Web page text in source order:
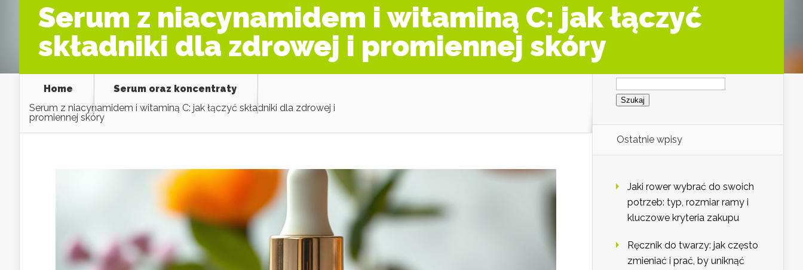
Serum z niacynamidem i witaminą C: jak łączyć
składniki dla zdrowej i promiennej skóry
Home
Serum oraz koncentraty
Serum z niacynamidem i witaminą C: jak łączyć składniki dla zdrowej i
promiennej skóry
Szukaj:
Ostatnie wpisy
Jaki rower wybrać do swoich
potrzeb: typ, rozmiar ramy i
kluczowe kryteria zakupu
Ręcznik do twarzy: jak często
zmieniać i prać, by uniknąć